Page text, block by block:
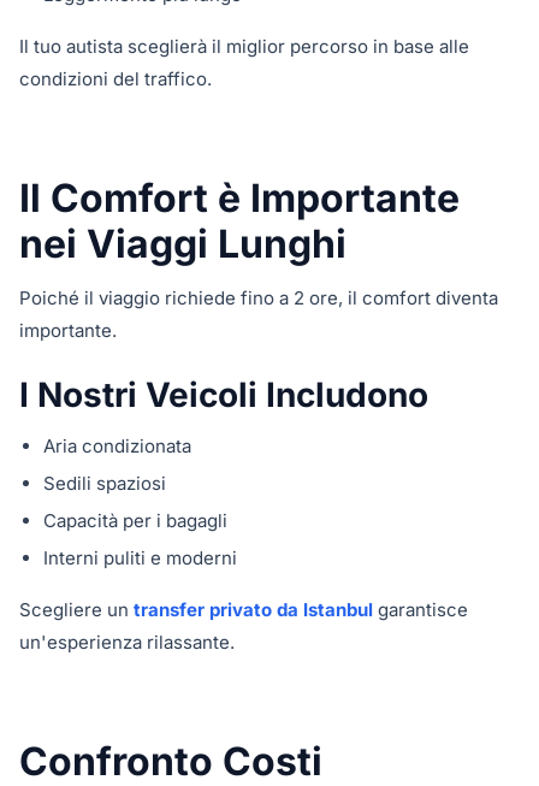
Il tuo autista sceglierà il miglior percorso in base alle
condizioni del traffico.
Il Comfort è Importante
nei Viaggi Lunghi
Poiché il viaggio richiede fino a 2 ore, il comfort diventa
importante.
I Nostri Veicoli Includono
Aria condizionata
Sedili spaziosi
Capacità per i bagagli
Interni puliti e moderni
Scegliere un transfer privato da Istanbul garantisce
un'esperienza rilassante.
Confronto Costi